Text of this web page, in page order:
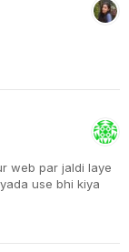
web par jaldi laye
use bhi kiya